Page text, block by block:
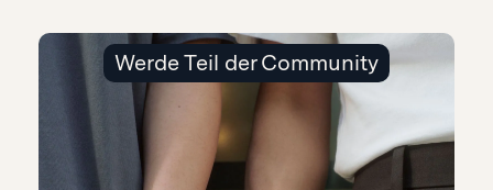
Werde Teil der Community